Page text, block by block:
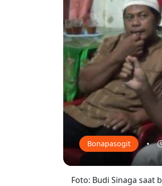
Bonapasogit •
Foto: Budi Sinaga saat